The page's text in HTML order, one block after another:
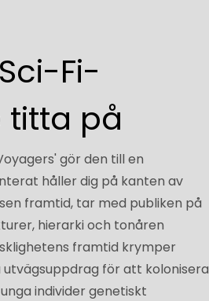
Fi-
titta på
gör den till en
håller dig på kanten av
framtid, tar med publiken på
hierarki och tonåren
framtid krymper
för att kolonisera
individer genetiskt